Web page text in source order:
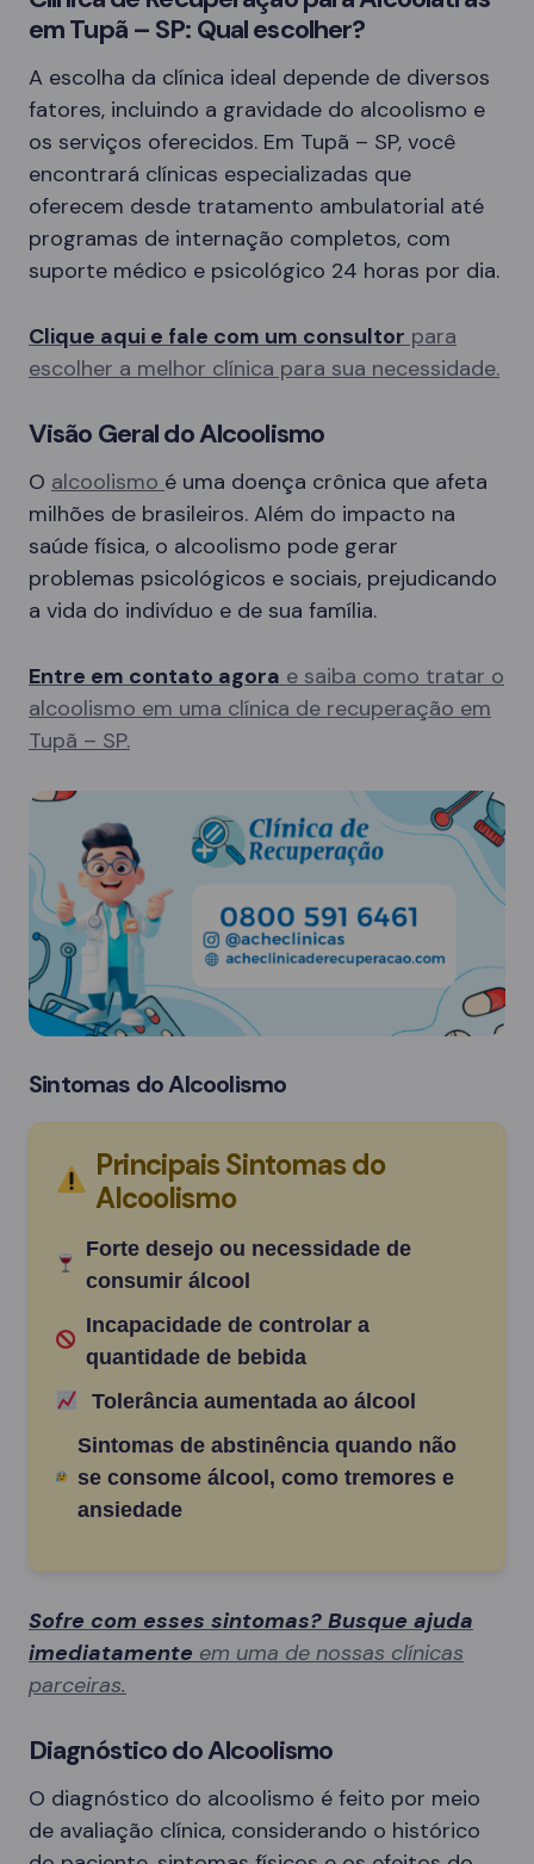
em Tupã – SP: Qual escolher?
A escolha da clínica ideal depende de diversos
fatores, incluindo a gravidade do alcoolismo e
os serviços oferecidos. Em Tupã – SP, você
encontrará clínicas especializadas que
oferecem desde tratamento ambulatorial até
programas de internação completos, com
suporte médico e psicológico 24 horas por dia.
Clique aqui e fale com um consultor para
escolher a melhor clínica para sua necessidade.
Visão Geral do Alcoolismo
O alcoolismo é uma doença crônica que afeta
milhões de brasileiros. Além do impacto na
saúde física, o alcoolismo pode gerar
problemas psicológicos e sociais, prejudicando
a vida do indivíduo e de sua família.
Entre em contato agora e saiba como tratar o
alcoolismo em uma clínica de recuperação em
Tupã – SP.
Sintomas do Alcoolismo
Principais Sintomas do
Alcoolismo
Forte desejo ou necessidade de
consumir álcool
Incapacidade de controlar a
quantidade de bebida
Tolerância aumentada ao álcool
Sintomas de abstinência quando não
se consome álcool, como tremores e
ansiedade
Sofre com esses sintomas? Busque ajuda
imediatamente em uma de nossas clínicas
parceiras.
Diagnóstico do Alcoolismo
O diagnóstico do alcoolismo é feito por meio
de avaliação clínica, considerando o histórico